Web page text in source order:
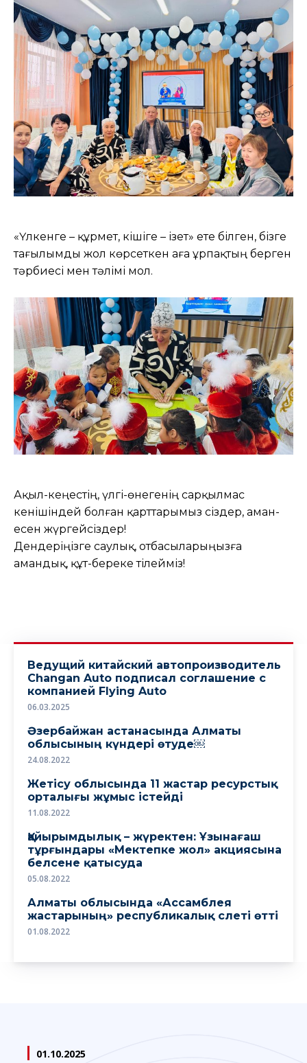
«Үлкенге – құрмет, кішіге – ізет» ете білген, бізге
тағылымды жол көрсеткен аға ұрпақтың берген
тәрбиесі мен тәлімі мол.
Ақыл-кеңестің, үлгі-өнегенің сарқылмас
кенішіндей болған қарттарымыз сіздер, аман-
есен жүргейсіздер!
Дендеріңізге саулық, отбасыларыңызға
амандық, құт-береке тілейміз!
Ведущий китайский автопроизводитель
Changan Auto подписал соглашение с
компанией Flying Auto
06.03.2025
Әзербайжан астанасында Алматы
облысының күндері өтуде￼
24.08.2022
Жетісу облысында 11 жастар ресурстық
орталығы жұмыс істейді
11.08.2022
Қайырымдылық – жүректен: Ұзынағаш
тұрғындары «Мектепке жол» акциясына
белсене қатысуда
05.08.2022
Алматы облысында «Ассамблея
жастарының» республикалық слеті өтті
01.08.2022